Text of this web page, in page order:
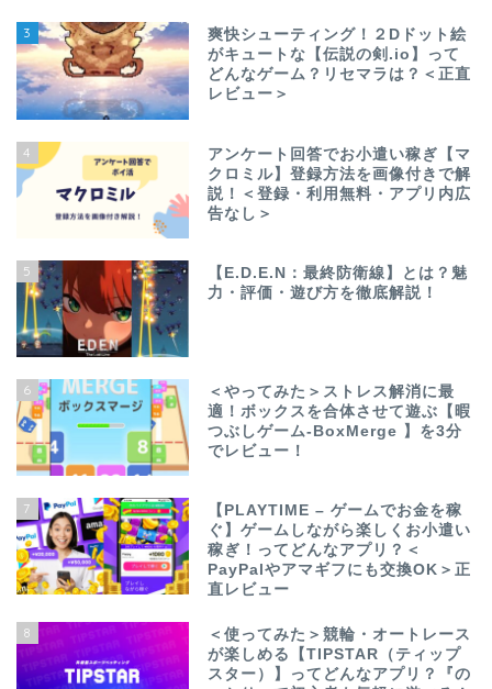
3
爽快シューティング！２Dドット絵
がキュートな【伝説の剣.io】って
どんなゲーム？リセマラは？＜正直
レビュー＞
4
アンケート回答でお小遣い稼ぎ【マ
クロミル】登録方法を画像付きで解
説！＜登録・利用無料・アプリ内広
告なし＞
5
【E.D.E.N：最終防衛線】とは？魅
力・評価・遊び方を徹底解説！
6
＜やってみた＞ストレス解消に最
適！ボックスを合体させて遊ぶ【暇
つぶしゲーム-BoxMerge 】を3分
でレビュー！
7
【PLAYTIME – ゲームでお金を稼
ぐ】ゲームしながら楽しくお小遣い
稼ぎ！ってどんなアプリ？＜
PayPalやアマギフにも交換OK＞正
直レビュー
8
＜使ってみた＞競輪・オートレース
が楽しめる【TIPSTAR（ティップ
スター）】ってどんなアプリ？『の